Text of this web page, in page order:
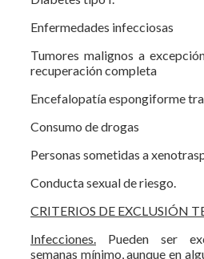
Enfermedades infecciosas
Tumores malignos a
recuperación completa
Encefalopatía espongiforme
Consumo de drogas
Personas sometidas a
Conducta sexual de riesgo.
CRITERIOS DE EXCLUSIÓN
Infecciones.
Pueden ser
semanas mínimo, aunque en